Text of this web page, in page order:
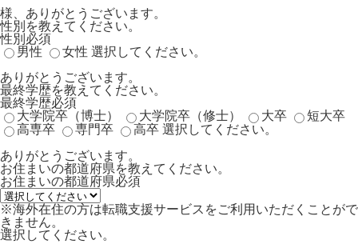
様、ありがとうございます。
性別を教えてください。
性別 必須
男性
女性 選択してください。
ありがとうございます。
最終学歴を教えてください。
最終学歴必須
大学院卒（博士）
大学院卒（修士） 大卒
短大卒
高専卒
専門卒 高卒 選択してください。
ありがとうございます。
お住まいの都道府県を教えてください。
お住まいの都道府県必須
※海外在住の方は転職支援サービスをご利用いただくことがで
きません。
選択してください。